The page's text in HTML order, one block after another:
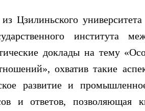
института
доклады на тему
охватив такие
развитие и
и ответов, позволяющая